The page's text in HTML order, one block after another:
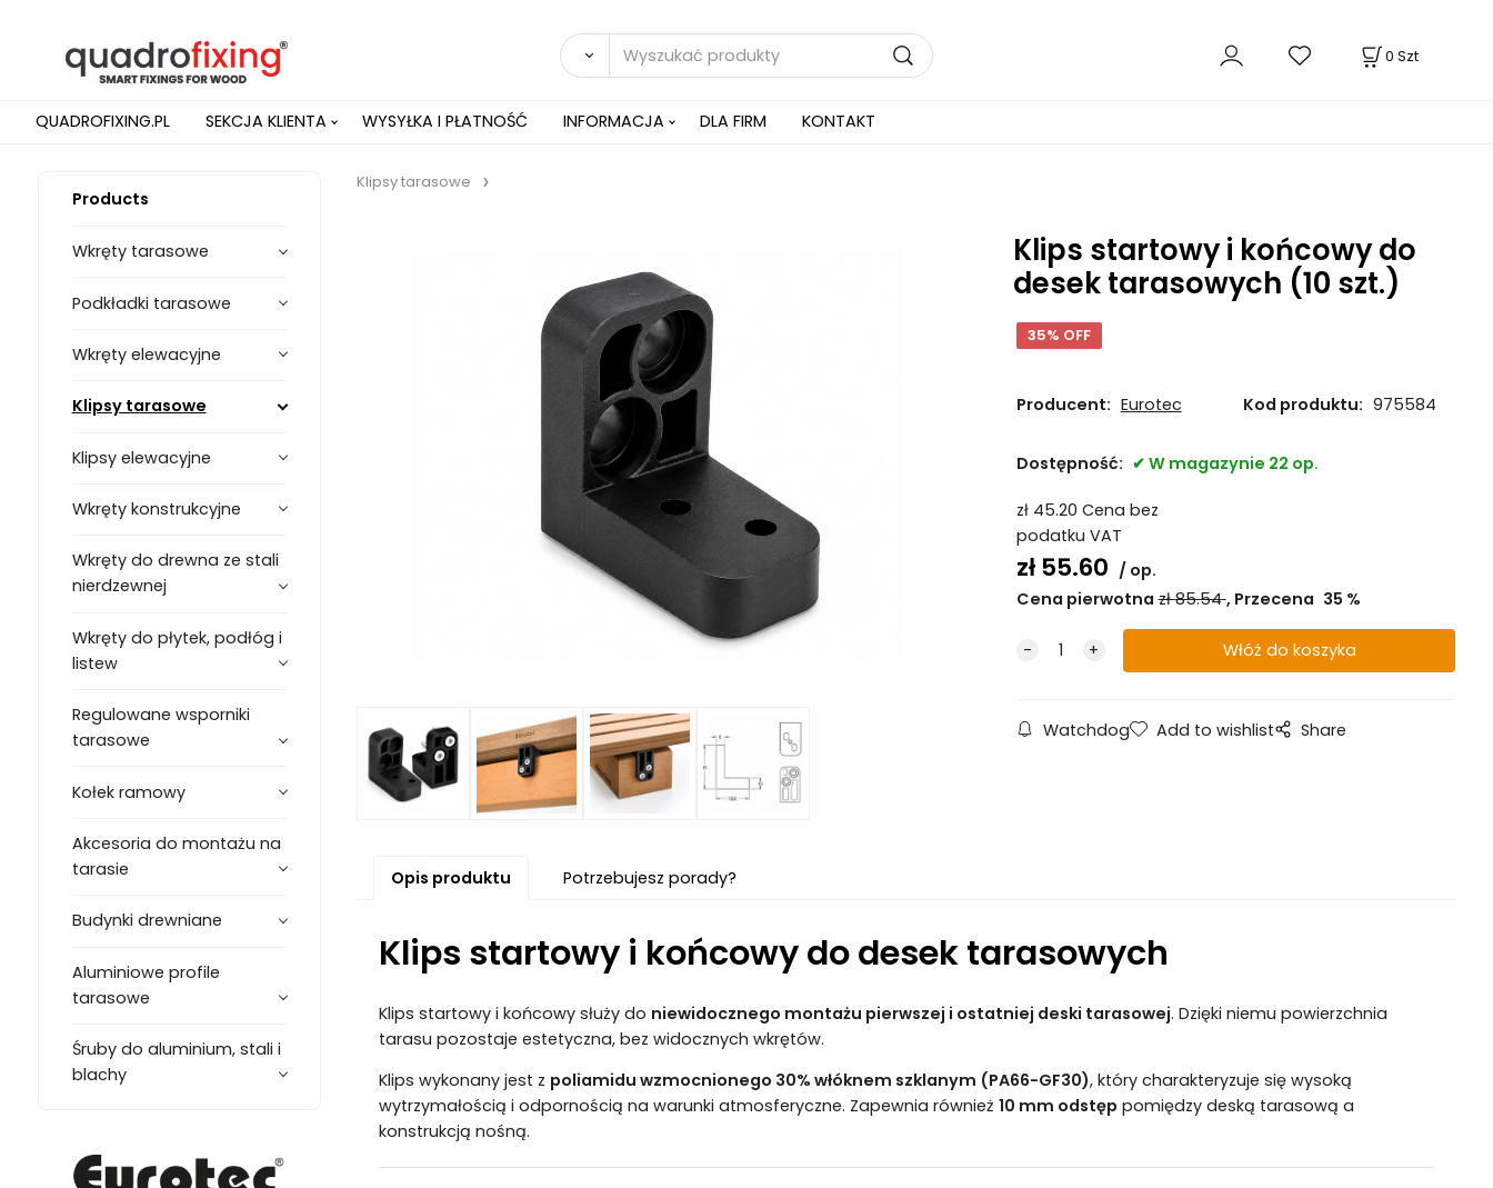
0 Szt
QUADROFIXING.PL SEKCJA KLIENTA WYSYŁKA I PŁATNOŚĆ INFORMACJA DLA FIRM KONTAKT
Products
Wkręty tarasowe
Podkładki tarasowe
Wkręty elewacyjne
Klipsy tarasowe
Klipsy elewacyjne
Wkręty konstrukcyjne
Wkręty do drewna ze stali
nierdzewnej
Wkręty do płytek, podłóg i
listew
Regulowane wsporniki
tarasowe
Kołek ramowy
Akcesoria do montażu na
tarasie
Budynki drewniane
Aluminiowe profile
tarasowe
Śruby do aluminium, stali i
blachy
Klipsy tarasowe
Klips startowy i końcowy do
desek tarasowych (10 szt.)
35% OFF
Producent: Eurotec Kod produktu: 975584
Dostępność: W magazynie 22 op.
zł 45.20 Cena bez
podatku VAT
zł55.60
op.
Cena pierwotna zł85.54 Przecena 35 %
Watchdog Add to wishlist Share
Opis produktu Potrzebujesz porady?
Klips startowy i końcowy do desek tarasowych
Klips startowy i końcowy służy do niewidocznego montażu pierwszej i ostatniej deski tarasowej. Dzięki niemu powierzchnia
tarasu pozostaje estetyczna, bez widocznych wkrętów.
Klips wykonany jest z poliamidu wzmocnionego 30% włóknem szklanym (PA66-GF30), który charakteryzuje się wysoką
wytrzymałością i odpornością na warunki atmosferyczne. Zapewnia również 10 mm odstęp pomiędzy deską tarasową a
konstrukcją nośną.